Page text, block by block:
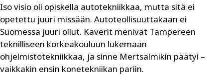
Iso visio oli opiskella autotekniikkaa, mutta sitä ei
opetettu juuri missään. Auto­teollisuuttakaan ei
Suomessa juuri ollut. Kaverit menivät Tampereen
teknilliseen korkeakouluun lukemaan
ohjelmistotekniikkaa, ja sinne Mertsalmikin päätyi –
vaikkakin ensin konetekniikan pariin.